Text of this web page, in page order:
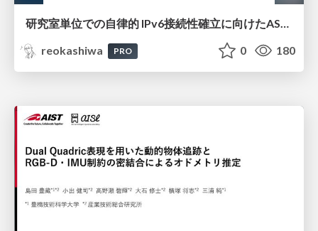
研究室単位での自律的 IPv6接続性確立に向けたAS共同運用モデルの提案と実証
reokashiwa
PRO 0 180